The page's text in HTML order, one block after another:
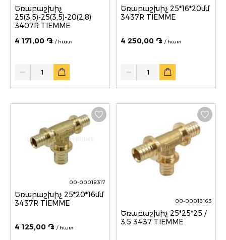
Եռաբաշխիչ
25(3,5)-25(3,5)-20(2,8)
3407R TIEMME
4 171,00 ֏ / հատ
Quantity
Եռաբաշխիչ 25*16*20մմ
3437R TIEMME
4 250,00 ֏ / հատ
Quantity
00-00018317
Եռաբաշխիչ 25*20*16մմ
3437R TIEMME
4 125,00 ֏ / հատ
00-00018163
Եռաբաշխիչ 25*25*25 /
3,5 3437 TIEMME